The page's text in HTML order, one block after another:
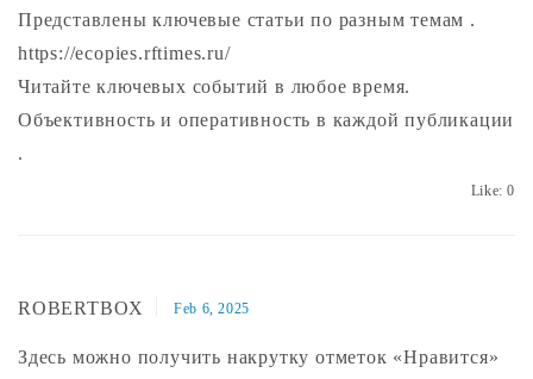
Представлены ключевые статьи по разным темам .
https://ecopies.rftimes.ru/
Читайте ключевых событий в любое время.
Объективность и оперативность в каждой публикации
.
Like:0
ROBERTBOX Feb 6, 2025
Здесь можно получить накрутку отметок «Нравится»